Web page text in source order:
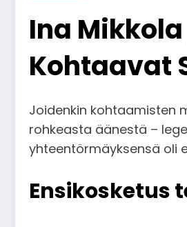
Ina
Kohtaavat
Joidenkin kohtaamisten
rohkeasta äänestä –
yhteentörmäyksensä oli
Ensikosketus